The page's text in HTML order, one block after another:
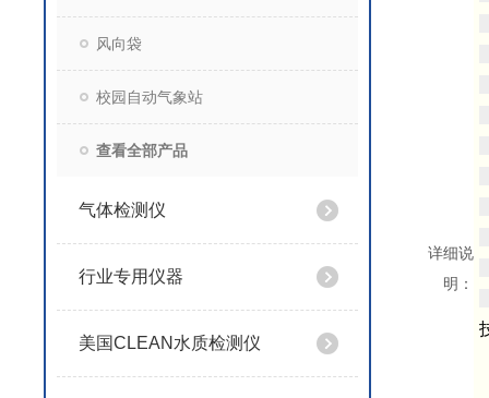
风向袋
校园自动气象站
查看全部产品
气体检测仪
行业专用仪器
美国CLEAN水质检测仪
详细说
明：